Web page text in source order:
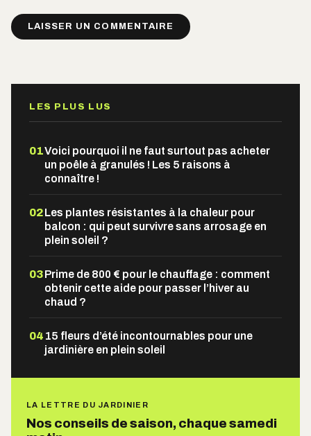
LES PLUS LUS
01Voici pourquoi il ne faut surtout pas acheter
un poêle à granulés ! Les 5 raisons à
connaître !
02Les plantes résistantes à la chaleur pour
balcon : qui peut survivre sans arrosage en
plein soleil ?
03Prime de 800 € pour le chauffage : comment
obtenir cette aide pour passer l’hiver au
chaud ?
04 15 fleurs d’été incontournables pour une
jardinière en plein soleil
LA LETTRE DU JARDINIER
Nos conseils de saison, chaque samedi